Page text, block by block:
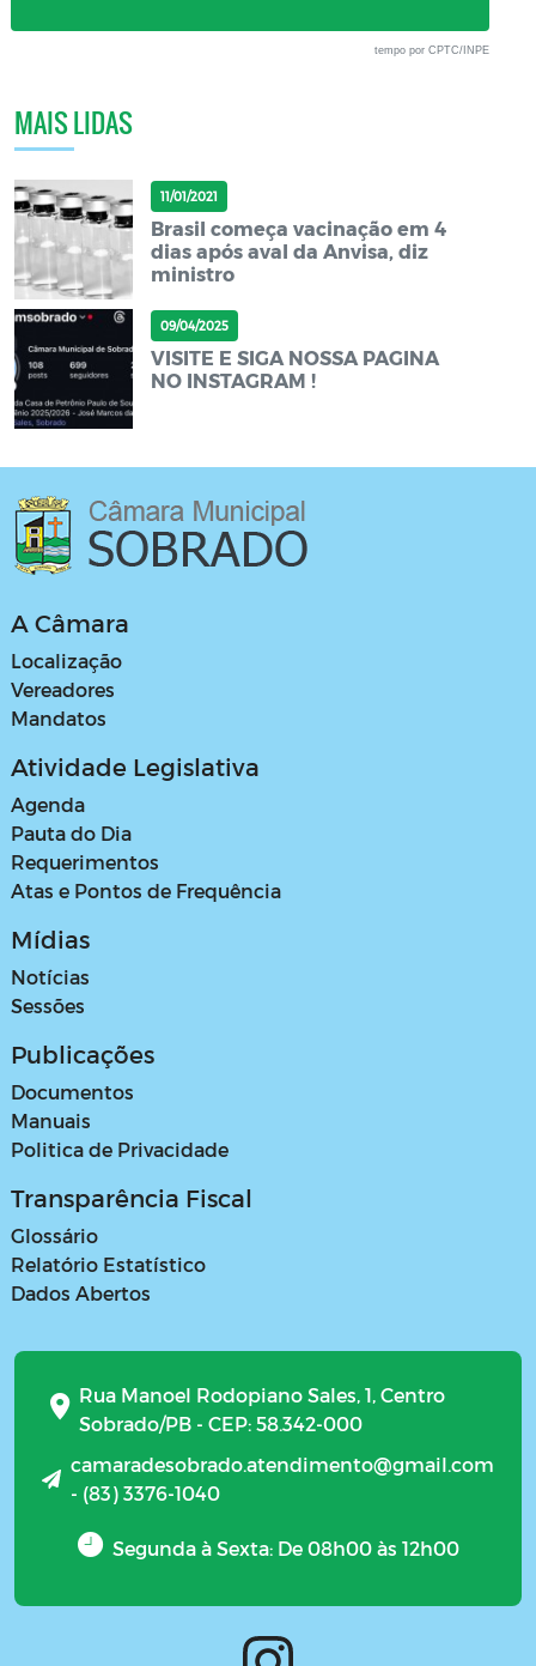
tempo por CPTC/INPE
MAIS LIDAS
11/01/2021
Brasil começa vacinação em 4
dias após aval da Anvisa, diz
ministro
09/04/2025
VISITE E SIGA NOSSA PAGINA
NO INSTAGRAM !
A Câmara
Localização
Vereadores
Mandatos
Atividade Legislativa
Agenda
Pauta do Dia
Requerimentos
Atas e Pontos de Frequência
Mídias
Notícias
Sessões
Publicações
Documentos
Manuais
Politica de Privacidade
Transparência Fiscal
Glossário
Relatório Estatístico
Dados Abertos
Rua Manoel Rodopiano Sales, 1, Centro
Sobrado/PB - CEP: 58.342-000
camaradesobrado.atendimento@gmail.com
- (83) 3376-1040
Segunda à Sexta: De 08h00 às 12h00